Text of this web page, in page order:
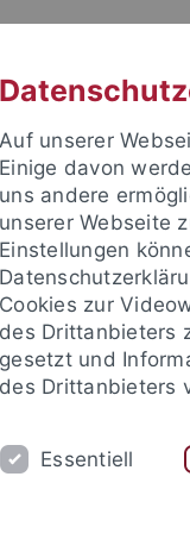
im Ausland
im Ausland
Study
Auf unserer
Einige davon
uns andere
unserer Webseite
Einstellungen
Cookies zur
des Drittanbieters
gesetzt und
des Drittanbieters
Essentiell